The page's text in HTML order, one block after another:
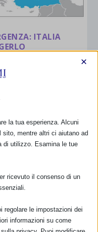
ITALIA
l’Italia è...
×
la tua esperienza. Alcuni
sito, mentre altri ci aiutano ad
di utilizzo. Esamina le tue
ricevuto il consenso di un
regolare le impostazioni dei
informazioni su come